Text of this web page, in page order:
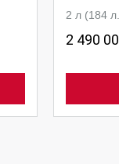
2 л (184
2 490